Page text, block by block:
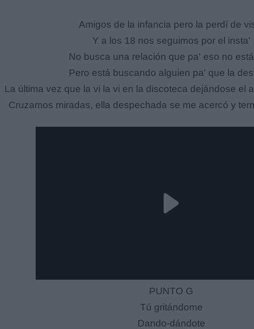
Amigos de la infancia pero la perdí de
Y a los 18 nos seguimos por el insta'
No busca una relación que pa' eso no
Pero está buscando alguien pa' que la
La última vez que la vi la vi en la discoteca dejándose el
Cruzamos miradas, ella despechada se me acercó y
PUNTO G
Tú gritándome
Dando-dándote